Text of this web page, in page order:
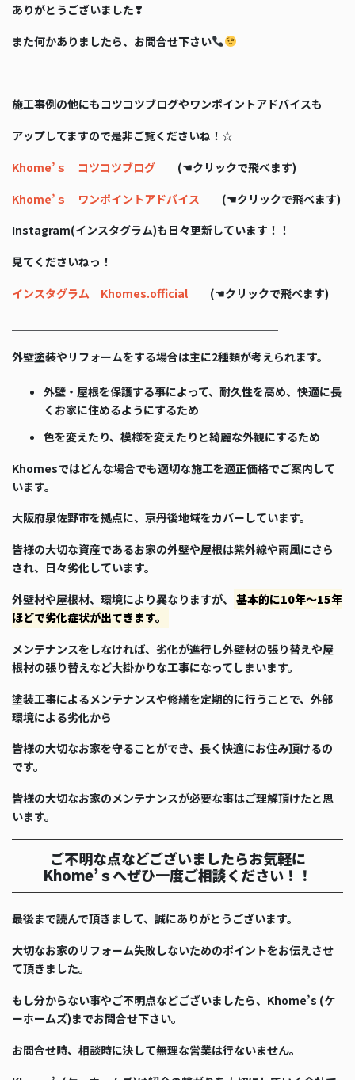
ありがとうございました❣
また何かありましたら、お問合せ下さい
施工事例の他にもコツコツブログやワンポイントアドバイスも
アップしてますので是非ご覧くださいね！☆
Khome’ｓ コツコツブログ (☚クリックで飛べます)
Khome’ｓ ワンポイントアドバイス (☚クリックで飛べます)
Instagram(インスタグラム)も日々更新しています！！
見てくださいねっ！
インスタグラム Khomes.official (☚クリックで飛べます)
外壁塗装やリフォームをする場合は主に2種類が考えられます。
外壁・屋根を保護する事によって、耐久性を高め、快適に長
くお家に住めるようにするため
色を変えたり、模様を変えたりと綺麗な外観にするため
Khomesではどんな場合でも適切な施工を適正価格でご案内して
います。
大阪府泉佐野市を拠点に、京丹後地域をカバーしています。
皆様の大切な資産であるお家の外壁や屋根は紫外線や雨風にさら
され、日々劣化しています。
外壁材や屋根材、環境により異なりますが、 基本的に10年～15年
ほどで劣化症状が出てきます。
メンテナンスをしなければ、劣化が進行し外壁材の張り替えや屋
根材の張り替えなど大掛かりな工事になってしまいます。
塗装工事によるメンテナンスや修繕を定期的に行うことで、外部
環境による劣化から
皆様の大切なお家を守ることができ、長く快適にお住み頂けるの
です。
皆様の大切なお家のメンテナンスが必要な事はご理解頂けたと思
います。
ご不明な点などございましたらお気軽に
Khome’ｓへぜひ一度ご相談ください！！
最後まで読んで頂きまして、誠にありがとうございます。
大切なお家のリフォーム失敗しないためのポイントをお伝えさせ
て頂きました。
もし分からない事やご不明点などございましたら、Khome’s (ケ
ーホームズ)までお問合せ下さい。
お問合せ時、相談時に決して無理な営業は行ないません。